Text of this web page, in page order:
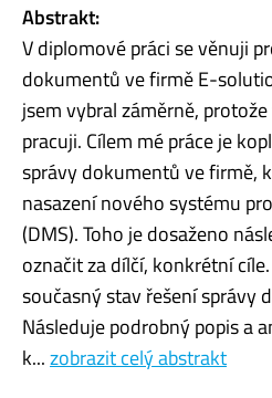
Abstrakt:
V diplomové práci se věnuji
dokumentů ve firmě E-
jsem vybral záměrně,
pracuji. Cílem mé práce je
správy dokumentů ve firmě,
nasazení nového systému
(DMS). Toho je dosaženo
označit za dílčí, konkrétní
současný stav řešení správy
Následuje podrobný popis a
k...zobrazit celý abstrakt